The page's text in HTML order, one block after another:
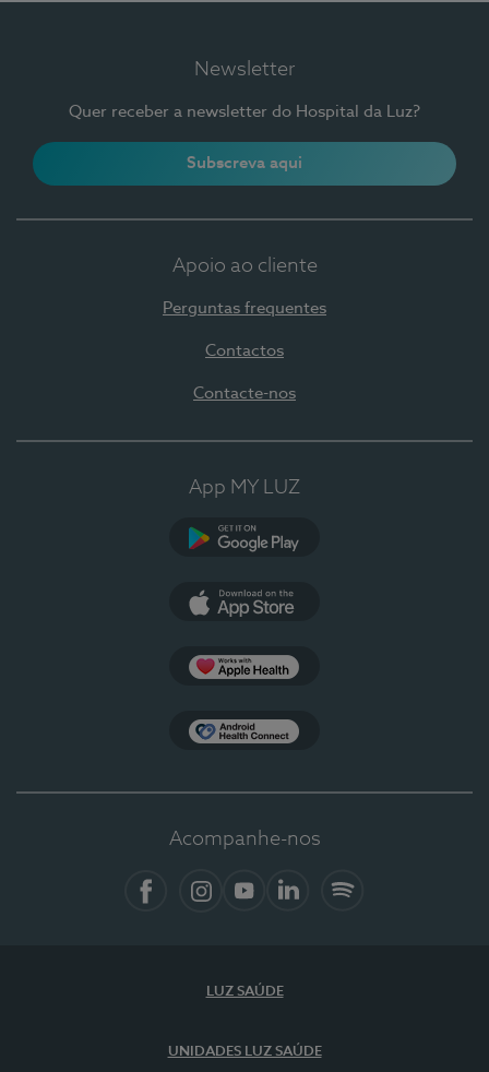
Newsletter
Quer receber a newsletter do Hospital da Luz?
Subscreva aqui
Apoio ao cliente
Perguntas frequentes
Contactos
Contacte-nos
App MY LUZ
Acompanhe-nos
LUZ SAÚDE
UNIDADES LUZ SAÚDE